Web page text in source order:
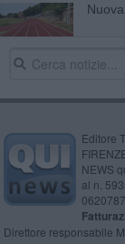
Editore
NEWS
al n.
Direttore responsabile